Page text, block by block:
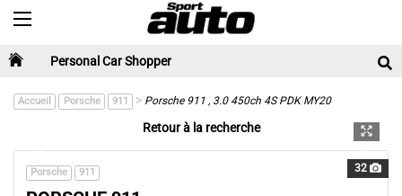
Toggle navigation
Personal Car Shopper
Accueil Porsche 911 > Porsche 911 , 3.0 450ch 4S PDK MY20
Retour à la recherche
32
Next
Porsche 911